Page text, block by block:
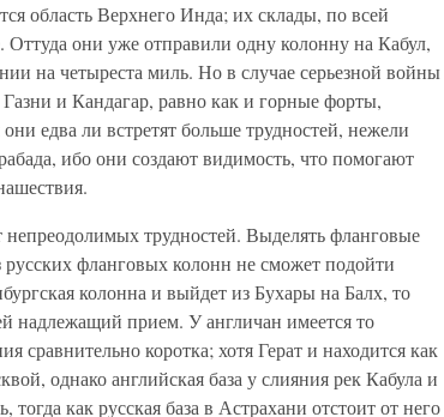
область Верхнего Инда; их склады, по всей
Оттуда они уже отправили одну колонну на Кабул,
на четыреста миль. Но в случае серьезной войны
и Кандагар, равно как и горные форты,
едва ли встретят больше трудностей, нежели
ибо они создают видимость, что помогают
непреодолимых трудностей. Выделять фланговые
фланговых колонн не сможет подойти
колонна и выйдет из Бухары на Балх, то
надлежащий прием. У англичан имеется то
сравнительно коротка; хотя Герат и находится как
однако английская база у слияния рек Кабула и
тогда как русская база в Астрахани отстоит от него